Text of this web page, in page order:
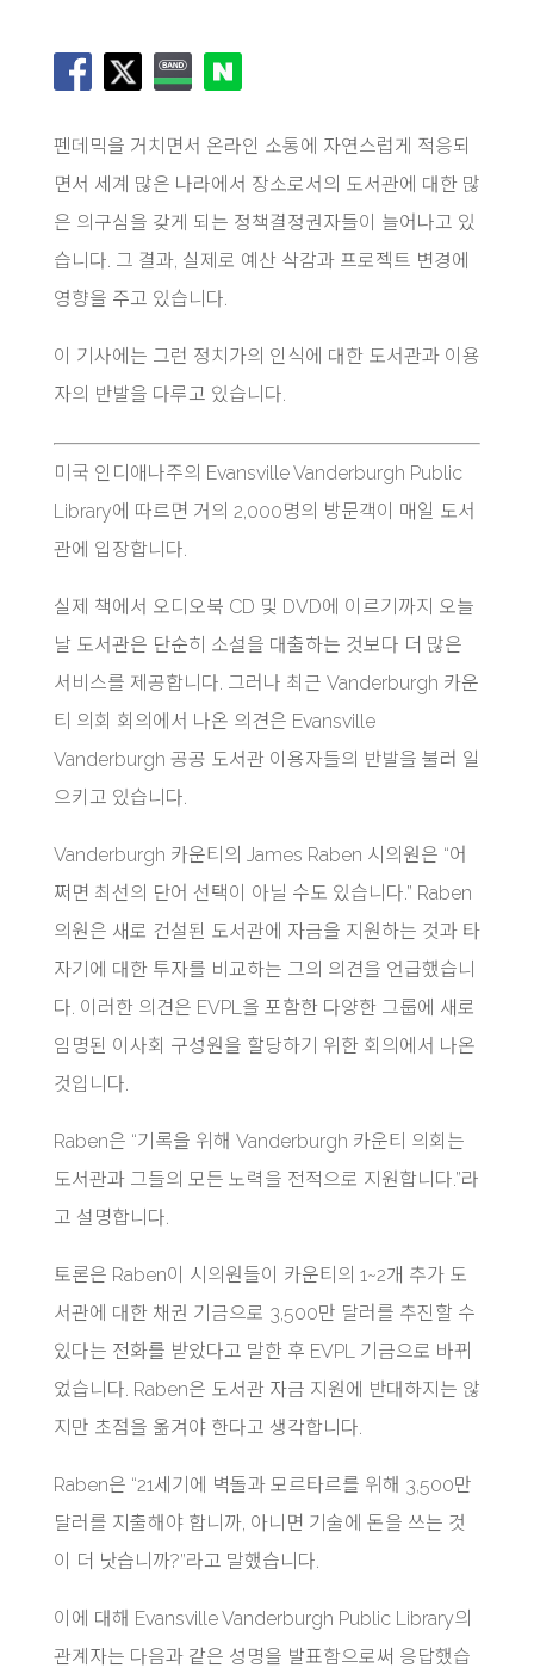
펜데믹을 거치면서 온라인 소통에 자연스럽게 적응되
면서 세계 많은 나라에서 장소로서의 도서관에 대한 많
은 의구심을 갖게 되는 정책결정권자들이 늘어나고 있
습니다. 그 결과, 실제로 예산 삭감과 프로젝트 변경에
영향을 주고 있습니다.
이 기사에는 그런 정치가의 인식에 대한 도서관과 이용
자의 반발을 다루고 있습니다.
미국 인디애나주의 Evansville Vanderburgh Public
Library에 따르면 거의 2,000명의 방문객이 매일 도서
관에 입장합니다.
실제 책에서 오디오북 CD 및 DVD에 이르기까지 오늘
날 도서관은 단순히 소설을 대출하는 것보다 더 많은
서비스를 제공합니다. 그러나 최근 Vanderburgh 카운
티 의회 회의에서 나온 의견은 Evansville
Vanderburgh 공공 도서관 이용자들의 반발을 불러 일
으키고 있습니다.
Vanderburgh 카운티의 James Raben 시의원은 “어
쩌면 최선의 단어 선택이 아닐 수도 있습니다.” Raben
의원은 새로 건설된 도서관에 자금을 지원하는 것과 타
자기에 대한 투자를 비교하는 그의 의견을 언급했습니
다. 이러한 의견은 EVPL을 포함한 다양한 그룹에 새로
임명된 이사회 구성원을 할당하기 위한 회의에서 나온
것입니다.
Raben은 “기록을 위해 Vanderburgh 카운티 의회는
도서관과 그들의 모든 노력을 전적으로 지원합니다.”라
고 설명합니다.
토론은 Raben이 시의원들이 카운티의 1~2개 추가 도
서관에 대한 채권 기금으로 3,500만 달러를 추진할 수
있다는 전화를 받았다고 말한 후 EVPL 기금으로 바뀌
었습니다. Raben은 도서관 자금 지원에 반대하지는 않
지만 초점을 옮겨야 한다고 생각합니다.
Raben은 “21세기에 벽돌과 모르타르를 위해 3,500만
달러를 지출해야 합니까, 아니면 기술에 돈을 쓰는 것
이 더 낫습니까?”라고 말했습니다.
이에 대해 Evansville Vanderburgh Public Library의
관계자는 다음과 같은 성명을 발표함으로써 응답했습